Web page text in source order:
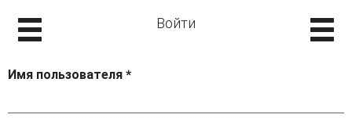
Войти
Имя пользователя *